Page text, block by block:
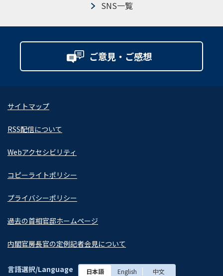
SNS一覧
ご意見・ご感想
サイトマップ
RSS配信について
Webアクセシビリティ
コピーライトポリシー
プライバシーポリシー
過去の首相官邸ホームページ
内閣官房長官の定例記者会見について
言語選択/Language 日本語 English 中文